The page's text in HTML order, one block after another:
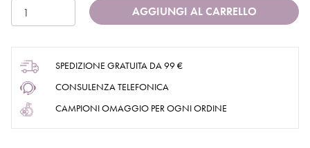
AGGIUNGI AL CARRELLO
SPEDIZIONE GRATUITA DA 99 €
CONSULENZA TELEFONICA
CAMPIONI OMAGGIO PER OGNI ORDINE